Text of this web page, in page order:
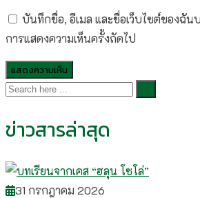
บันทึกชื่อ, อีเมล และชื่อเว็บไซต์ของฉัน
การแสดงความเห็นครั้งถัดไป
ข่าวสารล่าสุด
31 กรกฎาคม 2026